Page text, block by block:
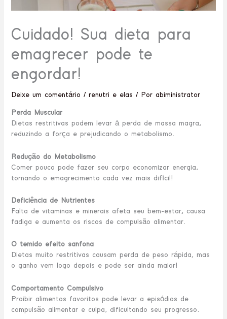
Cuidado! Sua dieta para
emagrecer pode te
engordar!
Deixe um comentário /renutri e elas / Porabiministrator
Perda Muscular
Dietas restritivas podem levar à perda de massa magra,
reduzindo a força e prejudicando o metabolismo.
Redução do Metabolismo
Comer pouco pode fazer seu corpo economizar energia,
tornando o emagrecimento cada vez mais difícil!
Deficiência de Nutrientes
Falta de vitaminas e minerais afeta seu bem-estar, causa
fadiga e aumenta os riscos de compulsão alimentar.
O temido efeito sanfona
Dietas muito restritivas causam perda de peso rápida, mas
o ganho vem logo depois e pode ser ainda maior!
Comportamento Compulsivo
Proibir alimentos favoritos pode levar a episódios de
compulsão alimentar e culpa, dificultando seu progresso.